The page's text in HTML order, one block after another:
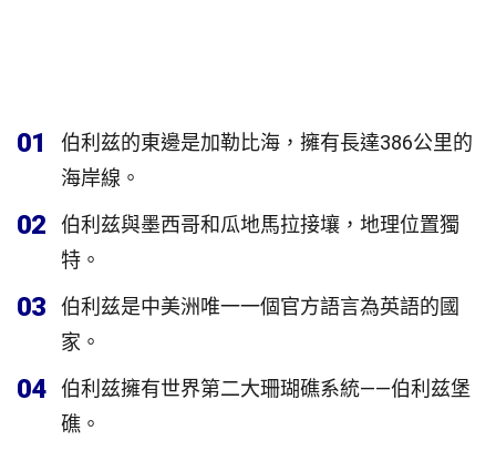
01
伯利兹的東邊是加勒比海，擁有長達386公里的
海岸線。
02
伯利兹與墨西哥和瓜地馬拉接壤，地理位置獨
特。
03
伯利兹是中美洲唯一一個官方語言為英語的國
家。
04
伯利兹擁有世界第二大珊瑚礁系統——伯利兹堡
礁。